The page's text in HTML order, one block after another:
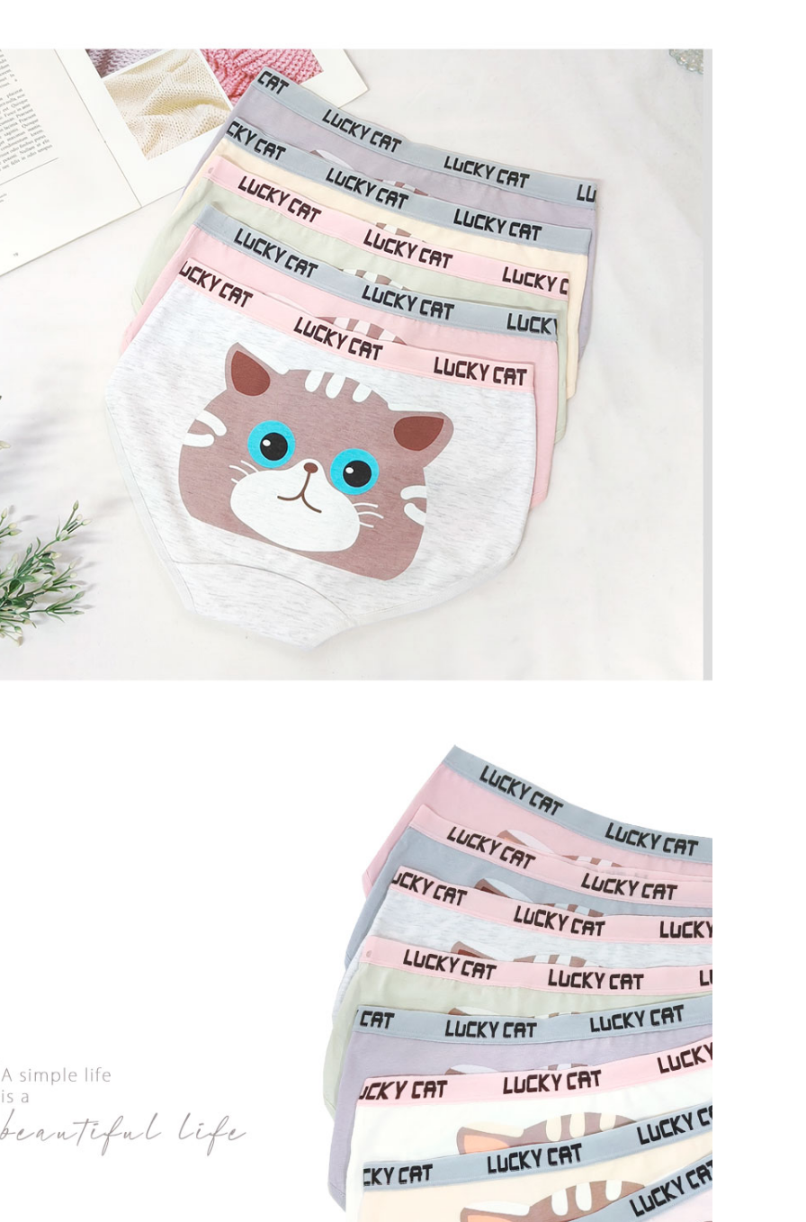
求債權轉讓予恩沛科技股份有限公司。
２．關於個人資料處理事宜，請瀏覽以下網址：
https://aftee.tw/terms/#terms3
３．未成年的使用者請事先徵得法定代理人或監護人之同意方可使用
「AFTEE先享後付」，若未經同意申辦者引起之損失，本公司不負相關責
任。
４．使用「AFTEE先享後付」時，將依據個別帳號之用戶狀況，依本公司
即時審查核予不同之上限額度；若仍有額度不足之情形，本公司將視審查
結果請求用戶進行身份認證。
５．嚴禁一人註冊多個帳號或使用他人資訊註冊。若發現惡意使用之情
形，恩沛科技股份有限公司將有權停止該用戶之使用額度並採取法律行
動。
每筆NT$80，滿NT$899(含以上)免運費